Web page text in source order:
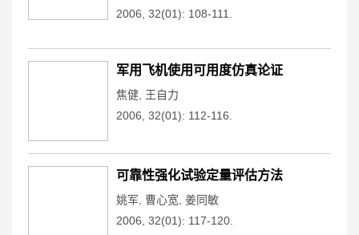
2006, 32(01): 108-111.
军用飞机使用可用度仿真论证
焦健 王自力
2006, 32(01): 112-116.
可靠性强化试验定量评估方法
姚军 曹心宽 姜同敏
2006, 32(01): 117-120.